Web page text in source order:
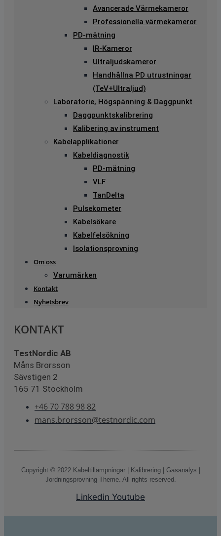
Avancerade Värmekameror
Professionella värmekameror
PD-mätning
IR-Kameror
Ultraljudskameror
Handhållna PD utrustningar
(TeV+Ultraljud)
Laboratorie, Högspänning & Daggpunkt
Daggpunktskalibrering
Kalibering av instrument
Kabelapplikationer
Kabeldiagnostik
PD-mätning
VLF
TanDelta
Pulsekometer
Kabelsökare
Kabelfelsökning
Isolationsprovning
Om oss
Varumärken
Kontakt
Nyhetsbrev
KONTAKT
TestNordic AB
Måns Brorsson
Sävstigen 2
165 71 Stockholm
+46 70 788 98 82
mans.brorsson@testnordic.com
Copyright © 2022 Kabeltillämpningar | Kalibrering | Gasanalys |
Jordningsprovning Theme. All rights reserved.
Linkedin Youtube